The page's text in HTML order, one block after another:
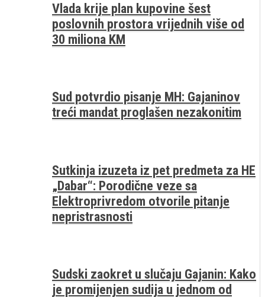
Vlada krije plan kupovine šest
poslovnih prostora vrijednih više od
30 miliona KM
Sud potvrdio pisanje MH: Gajaninov
treći mandat proglašen nezakonitim
Sutkinja izuzeta iz pet predmeta za HE
„Dabar“: Porodične veze sa
Elektroprivredom otvorile pitanje
nepristrasnosti
Sudski zaokret u slučaju Gajanin: Kako
je promijenjen sudija u jednom od